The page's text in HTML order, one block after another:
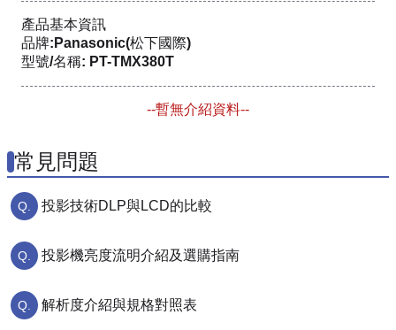
產品基本資訊
品牌:Panasonic(松下國際)
型號/名稱: PT-TMX380T
--暫無介紹資料--
常見問題
投影技術DLP與LCD的比較
投影機亮度流明介紹及選購指南
解析度介紹與規格對照表